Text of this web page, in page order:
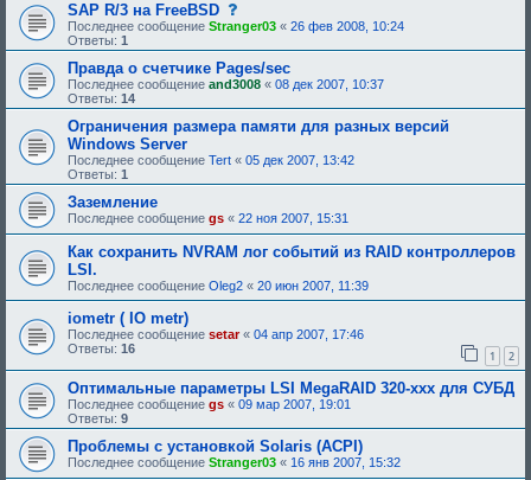
SAP R/3 на FreeBSD
о
о
б
щ
е
н
и
е
,
р
ю
щ
е
д
р
я
:
Последнее сообщение Stranger03 « 26 фев 2008, 10:24
Ответы: 1
Правда о счетчике Pages/sec
Последнее сообщение and3008 « 08 дек 2007, 10:37
Ответы: 14
Ограничения размера памяти для разных версий
Windows Server
Последнее сообщение Tert « 05 дек 2007, 13:42
Ответы: 1
Заземление
Последнее сообщение gs « 22 ноя 2007, 15:31
Как сохранить NVRAM лог событий из RAID контроллеров
LSI.
Последнее сообщение Oleg2 « 20 июн 2007, 11:39
iometr ( IO metr)
Последнее сообщение setar« 04 апр 2007, 17:46
Ответы: 16 1 2
Оптимальные параметры LSI MegaRAID 320-xxx для СУБД
Последнее сообщение gs « 09 мар 2007, 19:01
Ответы: 9
Проблемы с установкой Solaris (ACPI)
Последнее сообщение Stranger03 « 16 янв 2007, 15:32